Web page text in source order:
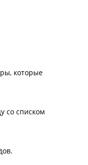
которые
со списком